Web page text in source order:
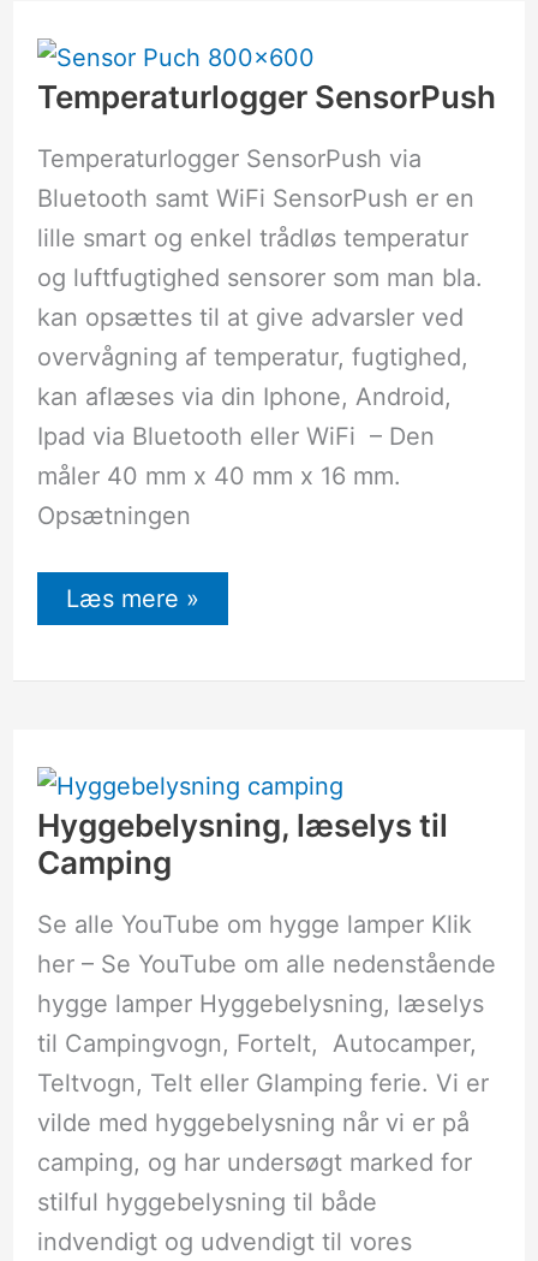
Temperaturlogger SensorPush
Temperaturlogger SensorPush via
Bluetooth samt WiFi SensorPush er en
lille smart og enkel trådløs temperatur
og luftfugtighed sensorer som man bla.
kan opsættes til at give advarsler ved
overvågning af temperatur, fugtighed,
kan aflæses via din Iphone, Android,
Ipad via Bluetooth eller WiFi – Den
måler 40 mm x 40 mm x 16 mm.
Opsætningen
Læs mere »
Hyggebelysning, læselys til
Camping
Se alle YouTube om hygge lamper Klik
her – Se YouTube om alle nedenstående
hygge lamper Hyggebelysning, læselys
til Campingvogn, Fortelt, Autocamper,
Teltvogn, Telt eller Glamping ferie. Vi er
vilde med hyggebelysning når vi er på
camping, og har undersøgt marked for
stilful hyggebelysning til både
indvendigt og udvendigt til vores
til
Camping